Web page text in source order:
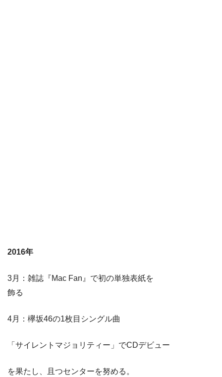
2016年
3月：雑誌『Mac Fan』で初の単独表紙を
飾る
4月：欅坂46の1枚目シングル曲
「サイレントマジョリティー」でCDデビュー
を果たし、且つセンターを努める。